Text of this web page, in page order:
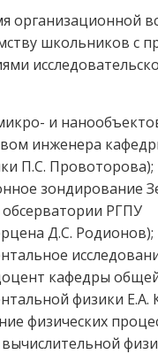
организационной
школьников с
и
инженера
П.С. Провоторова);
зондирование
РГПУ
Д.С. Родионов);
кафедры
физики Е.А.
физических